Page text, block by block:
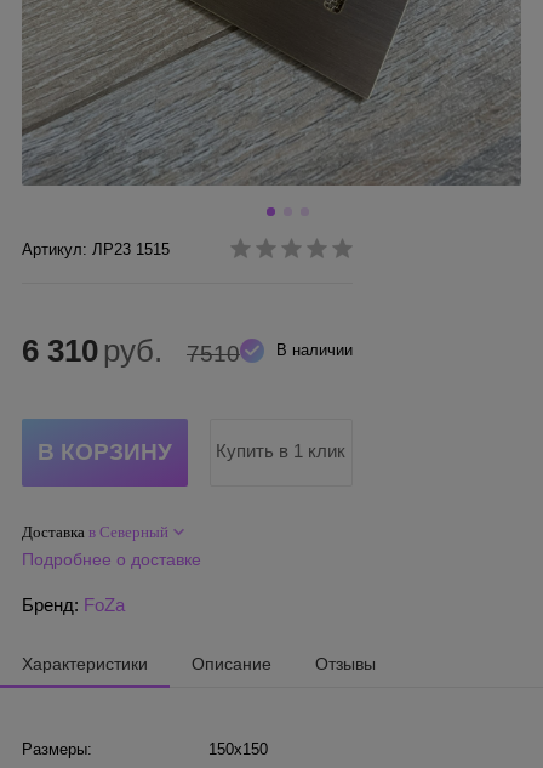
Артикул: ЛР23 1515
В наличии
6 310 руб. 7510
Купить в 1 клик
Доставка в Северный
Подробнее о доставке
Бренд: FoZa
Характеристики Описание Отзывы
Размеры: 150х150